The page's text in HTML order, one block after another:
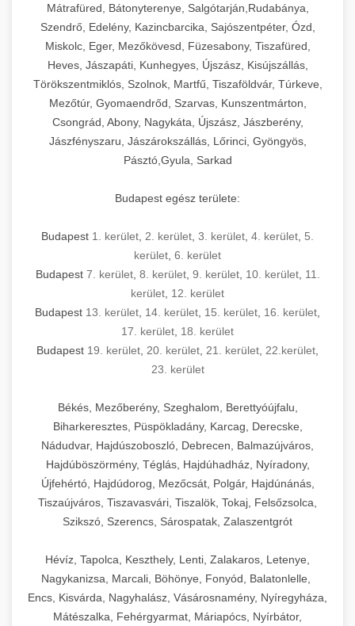
Mátrafüred, Bátonyterenye, Salgótarján,Rudabánya,
Szendrő, Edelény, Kazincbarcika, Sajószentpéter, Ózd,
Miskolc, Eger, Mezőkövesd, Füzesabony, Tiszafüred,
Heves, Jászapáti, Kunhegyes, Újszász, Kisújszállás,
Törökszentmiklós, Szolnok, Martfű, Tiszaföldvár, Túrkeve,
Mezőtúr, Gyomaendrőd, Szarvas, Kunszentmárton,
Csongrád, Abony, Nagykáta, Újszász, Jászberény,
Jászfényszaru, Jászárokszállás, Lőrinci, Gyöngyös,
Pásztó,Gyula, Sarkad
Budapest egész területe:
Budapest 1. kerület 2. kerület 3. kerület 4. kerület 5.
kerület 6. kerület
Budapest 7. kerület, 8. kerület, 9. kerület, 10. kerület, 11.
kerület 12. kerület
Budapest 13. kerület 14. kerület 15. kerület 16. kerület
17. kerület 18. kerület
Budapest 19. kerület 20. kerület 21. kerület 22.kerület
23. kerület
Békés, Mezőberény, Szeghalom, Berettyóújfalu,
Biharkeresztes, Püspökladány, Karcag, Derecske,
Nádudvar, Hajdúszoboszló, Debrecen, Balmazújváros,
Hajdúböszörmény, Téglás, Hajdúhadház, Nyíradony,
Újfehértó, Hajdúdorog, Mezőcsát, Polgár, Hajdúnánás,
Tiszaújváros, Tiszavasvári, Tiszalök, Tokaj, Felsőzsolca,
Szikszó, Szerencs, Sárospatak, Zalaszentgrót
Hévíz, Tapolca, Keszthely, Lenti, Zalakaros, Letenye,
Nagykanizsa, Marcali, Böhönye, Fonyód, Balatonlelle,
Encs, Kisvárda, Nagyhalász, Vásárosnamény, Nyíregyháza,
Mátészalka, Fehérgyarmat, Máriapócs, Nyírbátor,